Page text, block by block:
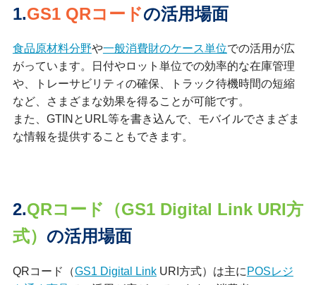
1.GS1 QRコードの活用場面
食品原材料分野や一般消費財のケース単位での活用が広
がっています。日付やロット単位での効率的な在庫管理
や、トレーサビリティの確保、トラック待機時間の短縮
など、さまざまな効果を得ることが可能です。
また、GTINとURL等を書き込んで、モバイルでさまざま
な情報を提供することもできます。
2.QRコード（GS1 Digital Link URI方
式） の活用場面
QRコード（GS1 Digital LinkURI方式）は主に POSレジ